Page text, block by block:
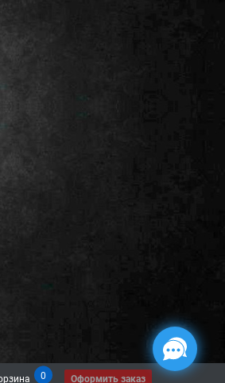
0 Оформить заказ